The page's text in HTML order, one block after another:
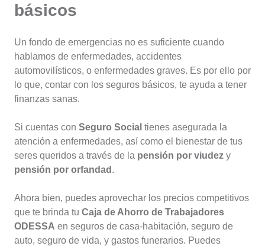
básicos
Un fondo de emergencias no es suficiente cuando
hablamos de enfermedades, accidentes
automovilísticos, o enfermedades graves. Es por ello por
lo que, contar con los seguros básicos, te ayuda a tener
finanzas sanas.
Si cuentas con Seguro Social tienes asegurada la
atención a enfermedades, así como el bienestar de tus
seres queridos a través de la pensión por viudez y
pensión por orfandad .
Ahora bien, puedes aprovechar los precios competitivos
que te brinda tu Caja de Ahorro de Trabajadores
ODESSA en seguros de casa-habitación, seguro de
auto, seguro de vida, y gastos funerarios. Puedes